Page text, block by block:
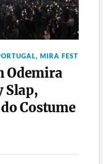
, MIRA FEST
Odemira
Slap,
Costume